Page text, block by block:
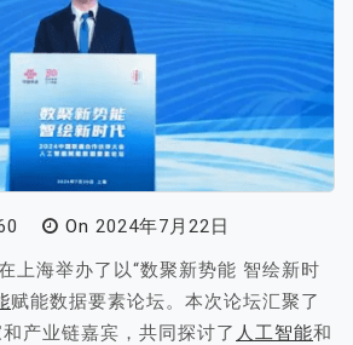
On 2024年7月22日
上海举办了以“数聚新势能 智绘新时
赋能数据要素论坛。本次论坛汇聚了
产业链嘉宾，共同探讨了 人工智能和